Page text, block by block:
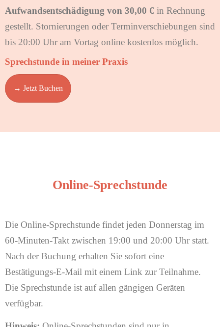
Aufwandsentschädigung von 30,00 € in Rechnung
gestellt. Stornierungen oder Terminverschiebungen sind
bis 20:00 Uhr am Vortag online kostenlos möglich.
Sprechstunde in meiner Praxis
→ Jetzt Buchen
Online-Sprechstunde
Die Online-Sprechstunde findet jeden Donnerstag im
60-Minuten-Takt zwischen 19:00 und 20:00 Uhr statt.
Nach der Buchung erhalten Sie sofort eine
Bestätigungs-E-Mail mit einem Link zur Teilnahme.
Die Sprechstunde ist auf allen gängigen Geräten
verfügbar.